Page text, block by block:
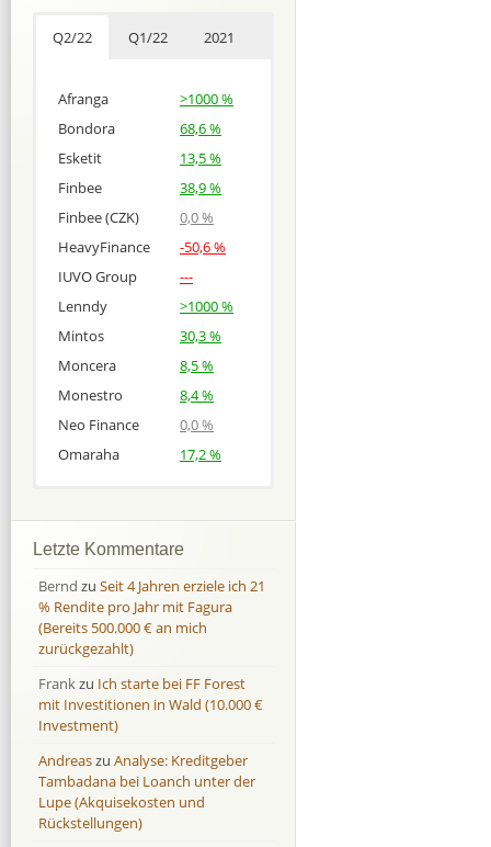
Q2/22 Q1/22 2021
Afranga
>1000 %
Bondora
68,6 %
Esketit
13,5 %
Finbee
38,9 %
Finbee (CZK)
0,0 %
HeavyFinance
-50,6 %
IUVO Group
---
Lenndy
>1000 %
Mintos
30,3 %
Moncera
8,5 %
Monestro
8,4 %
Neo Finance
0,0 %
Omaraha
17,2 %
Bondora
Finbee
43,2%
Finbee (CZK)
0,0 %
HeavyFinance
IUVO Group
-32,2 %
Lenndy
-314,6 %
Moncera
8,0 %
Monestro
9,1 %
Neo Finance
Bondora
Finbee
35,2%
Finbee (CZK)
0,0 %
HeavyFinance
IUVO Group
-55,0 %
Lenndy
146,5 %
Moncera
11,1 %
Monestro
>1000%
Neo Finance
Letzte Kommentare
Bernd zu Seit 4 Jahren erziele ich 21
% Rendite pro Jahr mit Fagura
(Bereits 500.000 € an mich
zurückgezahlt)
Frankzu Ich starte bei FF Forest
mit Investitionen in Wald (10.000 €
Investment)
Andreaszu Analyse: Kreditgeber
Tambadana bei Loanch unter der
Lupe (Akquisekosten und
Rückstellungen)